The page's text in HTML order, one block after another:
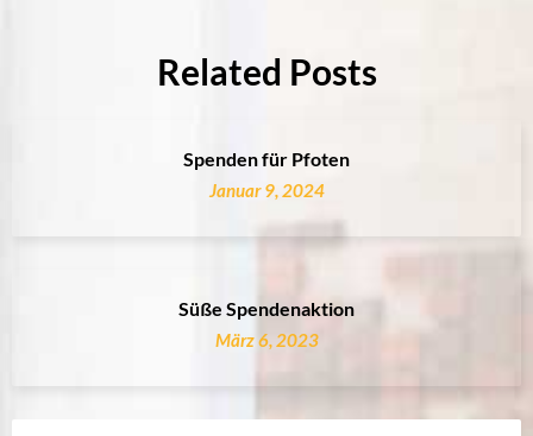
Related Posts
Spenden für Pfoten
Januar 9, 2024
Süße Spendenaktion
März 6, 2023